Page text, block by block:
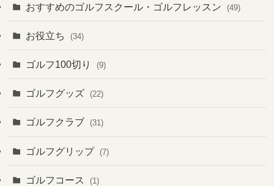
おすすめのゴルフスクール・ゴルフレッスン (49)
お役立ち (34)
ゴルフ100切り (9)
ゴルフグッズ (22)
ゴルフクラブ (31)
ゴルフグリップ (7)
ゴルフコース (1)